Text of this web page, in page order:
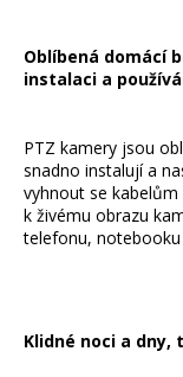
Oblíbená domácí
instalaci a
PTZ kamery jsou
snadno instalují a
vyhnout se
k živému obrazu
telefonu,
Klidné noci a dny,